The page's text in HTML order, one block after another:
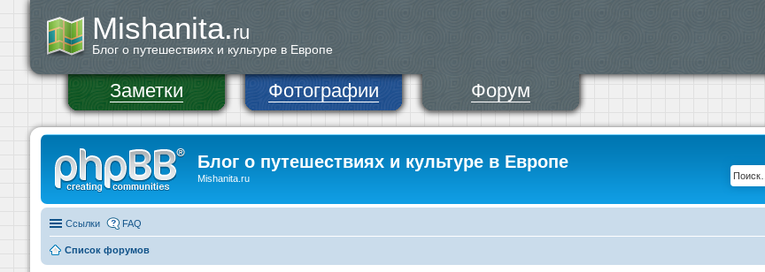
Mishanita.ru
Блог о путешествиях и культуре в Европе
Заметки Фотографии Форум
Блог о путешествиях и культуре в Европе
Mishanita.ru
Ссылки FAQ
Список форумов